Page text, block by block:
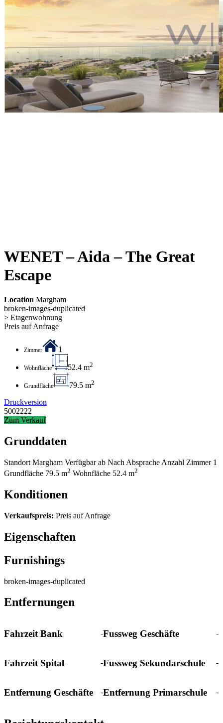
WENET – Aida – The Great
Escape
Location Margham
broken-images-duplicated
> Etagenwohnung
Preis auf Anfrage
Zimmer 1
Wohnfläche 52.4 m2
Grundfläche 79.5 m2
Druckversion
5002222
Zum Verkauf
Grunddaten
Standort Margham Verfügbar ab Nach Absprache Anzahl Zimmer 1
Grundfläche 79.5 m2 Wohnfläche 52.4 m2
Konditionen
Verkaufspreis: Preis auf Anfrage
Eigenschaften
Furnishings
broken-images-duplicated
Entfernungen
Fahrzeit Bank -Fussweg Geschäfte -
Fahrzeit Spital -Fussweg Sekundarschule -
Entfernung Geschäfte -Entfernung Primarschule -